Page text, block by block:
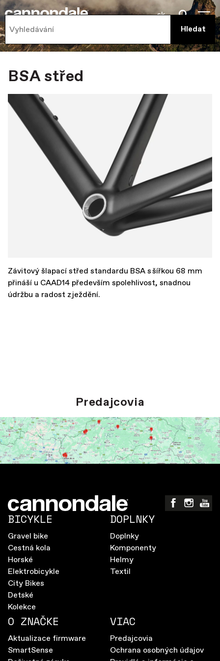
sk
BSA střed
Závitový šlapací střed standardu BSA s šířkou 68 mm
přináší u CAAD14 především spolehlivost, snadnou
údržbu a radost z ježdění.
Predajcovia
BICYKLE
Gravel bike
Cestná kola
Horské
Elektrobicykle
City Bikes
Detské
Kolekce
DOPLNKY
Doplnky
Komponenty
Helmy
Textil
O ZNAČKE
Aktualizace firmware
SmartSense
VIAC
Predajcovia
Ochrana osobných údajov